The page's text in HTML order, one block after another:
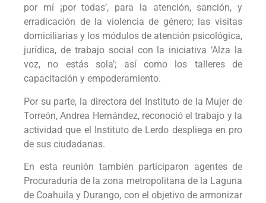
por mí ¡por todas’, para la atención, sanción, y
erradicación de la violencia de género; las visitas
domiciliarias y los módulos de atención psicológica,
jurídica, de trabajo social con la iniciativa ‘Alza la
voz, no estás sola’; así como los talleres de
capacitación y empoderamiento.
Por su parte, la directora del Instituto de la Mujer de
Torreón, Andrea Hernández, reconoció el trabajo y la
actividad que el Instituto de Lerdo despliega en pro
de sus ciudadanas.
En esta reunión también participaron agentes de
Procuraduría de la zona metropolitana de la Laguna
de Coahuila y Durango, con el objetivo de armonizar